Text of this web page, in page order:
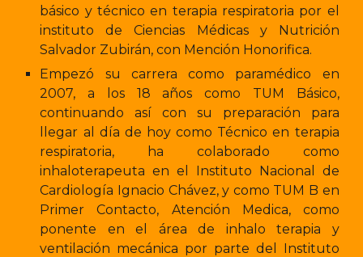
básico y técnico en terapia respiratoria por el
instituto de Ciencias Médicas y Nutrición
Salvador Zubirán, con Mención Honorifica.
Empezó su carrera como paramédico en
2007, a los 18 años como TUM Básico,
continuando así con su preparación para
llegar al día de hoy como Técnico en terapia
respiratoria, ha colaborado como
inhaloterapeuta en el Instituto Nacional de
Cardiología Ignacio Chávez, y como TUM B en
Primer Contacto, Atención Medica, como
ponente en el área de inhalo terapia y
ventilación mecánica por parte del Instituto